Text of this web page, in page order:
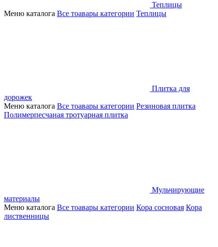
Теплицы
Меню каталога Все тоавары категории Теплицы
Плитка для
дорожек
Меню каталога Все тоавары категории Резиновая плитка
Полимерпесчаная тротуарная плитка
Мульчирующие
материалы
Меню каталога Все тоавары категории Кора сосновая Кора
лиственницы